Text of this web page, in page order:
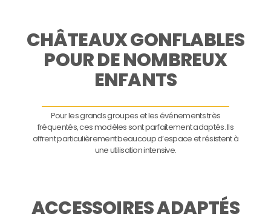
CHÂTEAUX GONFLABLES
POUR DE NOMBREUX
ENFANTS
Pour les grands groupes et les événements très
fréquentés, ces modèles sont parfaitement adaptés. Ils
offrent particulièrement beaucoup d’espace et résistent à
une utilisation intensive.
ACCESSOIRES ADAPTÉS